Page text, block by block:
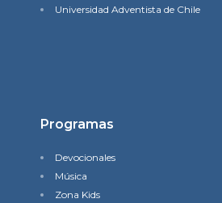
Universidad Adventista de Chile
Programas
Devocionales
Música
Zona Kids